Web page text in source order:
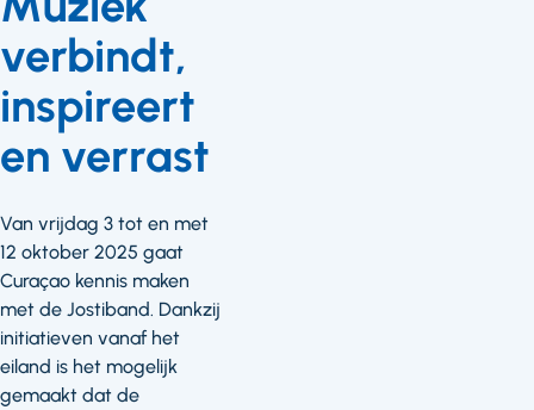
verbindt,
inspireert
en verrast
Van vrijdag 3 tot en met
12 oktober 2025 gaat
Curaçao kennis maken
met de Jostiband. Dankzij
initiatieven vanaf het
eiland is het mogelijk
gemaakt dat de